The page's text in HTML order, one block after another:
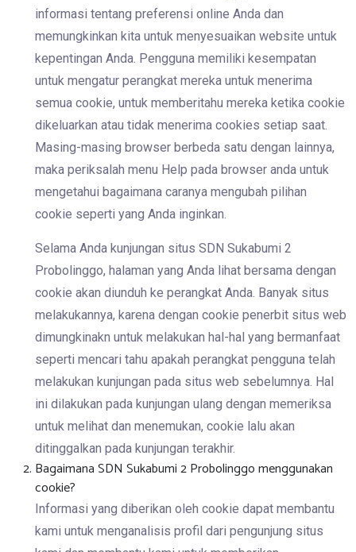
informasi tentang preferensi online Anda dan
memungkinkan kita untuk menyesuaikan website untuk
kepentingan Anda. Pengguna memiliki kesempatan
untuk mengatur perangkat mereka untuk menerima
semua cookie, untuk memberitahu mereka ketika cookie
dikeluarkan atau tidak menerima cookies setiap saat.
Masing-masing browser berbeda satu dengan lainnya,
maka periksalah menu Help pada browser anda untuk
mengetahui bagaimana caranya mengubah pilihan
cookie seperti yang Anda inginkan.
Selama Anda kunjungan situs SDN Sukabumi 2
Probolinggo, halaman yang Anda lihat bersama dengan
cookie akan diunduh ke perangkat Anda. Banyak situs
melakukannya, karena dengan cookie penerbit situs web
dimungkinakn untuk melakukan hal-hal yang bermanfaat
seperti mencari tahu apakah perangkat pengguna telah
melakukan kunjungan pada situs web sebelumnya. Hal
ini dilakukan pada kunjungan ulang dengan memeriksa
untuk melihat dan menemukan, cookie lalu akan
ditinggalkan pada kunjungan terakhir.
Bagaimana SDN Sukabumi 2 Probolinggo menggunakan
cookie?
Informasi yang diberikan oleh cookie dapat membantu
kami untuk menganalisis profil dari pengunjung situs